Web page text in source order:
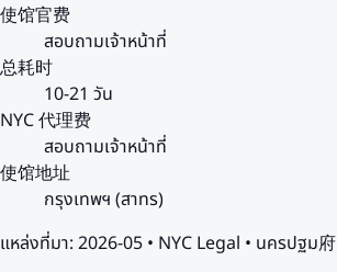
使馆官费
สอบถามเจ้าหน้าที่
总耗时
10-21 วัน
NYC 代理费
สอบถามเจ้าหน้าที่
使馆地址
กรุงเทพฯ (สาทร)
แหล่งที่มา: 2026-05 • NYC Legal • นครปฐม府